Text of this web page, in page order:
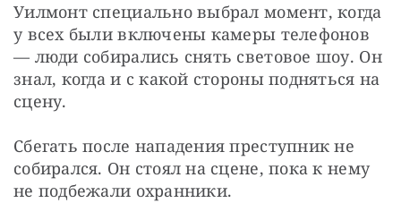
Уилмонт специально выбрал момент, когда
у всех были включены камеры телефонов
— люди собирались снять световое шоу. Он
знал, когда и с какой стороны подняться на
сцену.
Сбегать после нападения преступник не
собирался. Он стоял на сцене, пока к нему
не подбежали охранники.